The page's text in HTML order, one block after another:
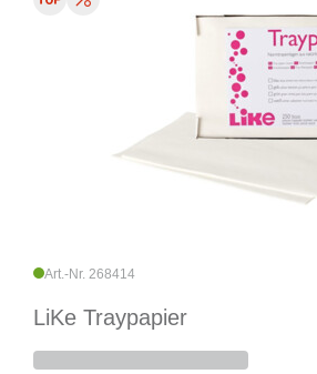
Art.-Nr. 268414
LiKe Traypapier